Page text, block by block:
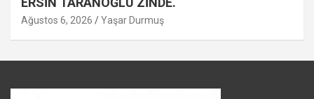
Ağustos 6, 2026 Yaşar Durmuş